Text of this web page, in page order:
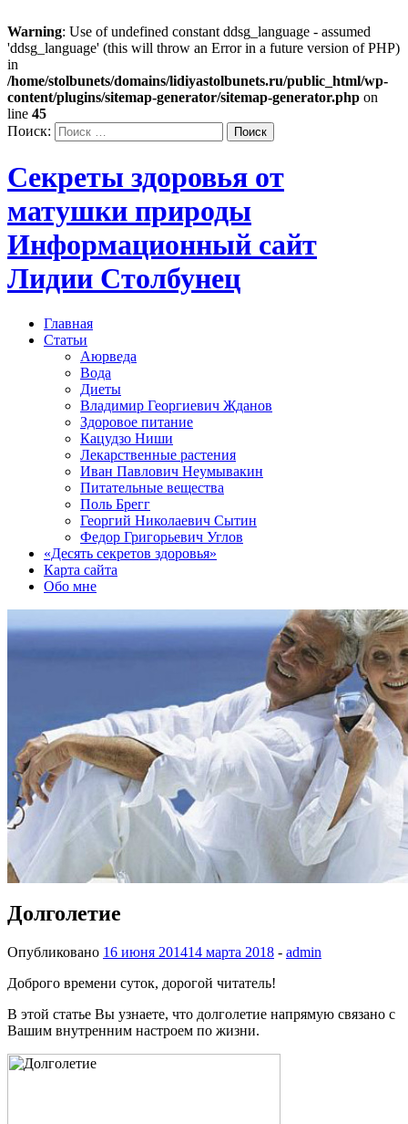
Warning: Use of undefined constant ddsg_language - assumed
'ddsg_language' (this will throw an Error in a future version of PHP)
in
/home/stolbunets/domains/lidiyastolbunets.ru/public_html/wp-
content/plugins/sitemap-generator/sitemap-generator.php on
line 45
Поиск:
Секреты здоровья от
матушки природы
Информационный сайт
Лидии Столбунец
Главная
Статьи
Аюрведа
Вода
Диеты
Владимир Георгиевич Жданов
Здоровое питание
Кацудзо Ниши
Лекарственные растения
Иван Павлович Неумывакин
Питательные вещества
Поль Брегг
Георгий Николаевич Сытин
Федор Григорьевич Углов
«Десять секретов здоровья»
Карта сайта
Обо мне
Долголетие
Опубликовано 16 июня 201414 марта 2018 - admin
Доброго времени суток, дорогой читатель!
В этой статье Вы узнаете, что долголетие напрямую связано с
Вашим внутренним настроем по жизни.